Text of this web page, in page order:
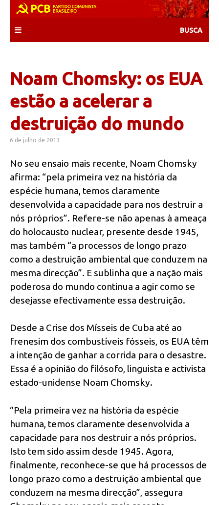
content
Noam Chomsky: os EUA
estão a acelerar a
destruição do mundo
6 de julho de 2013
No seu ensaio mais recente, Noam Chomsky
afirma: “pela primeira vez na história da
espécie humana, temos claramente
desenvolvida a capacidade para nos destruir a
nós próprios”. Refere-se não apenas à ameaça
do holocausto nuclear, presente desde 1945,
mas também “a processos de longo prazo
como a destruição ambiental que conduzem na
mesma direcção”. E sublinha que a nação mais
poderosa do mundo continua a agir como se
desejasse efectivamente essa destruição.
Desde a Crise dos Mísseis de Cuba até ao
frenesim dos combustíveis fósseis, os EUA têm
a intenção de ganhar a corrida para o desastre.
Essa é a opinião do filósofo, linguista e activista
estado-unidense Noam Chomsky.
“Pela primeira vez na história da espécie
humana, temos claramente desenvolvida a
capacidade para nos destruir a nós próprios.
Isto tem sido assim desde 1945. Agora,
finalmente, reconhece-se que há processos de
longo prazo como a destruição ambiental que
conduzem na mesma direcção”, assegura